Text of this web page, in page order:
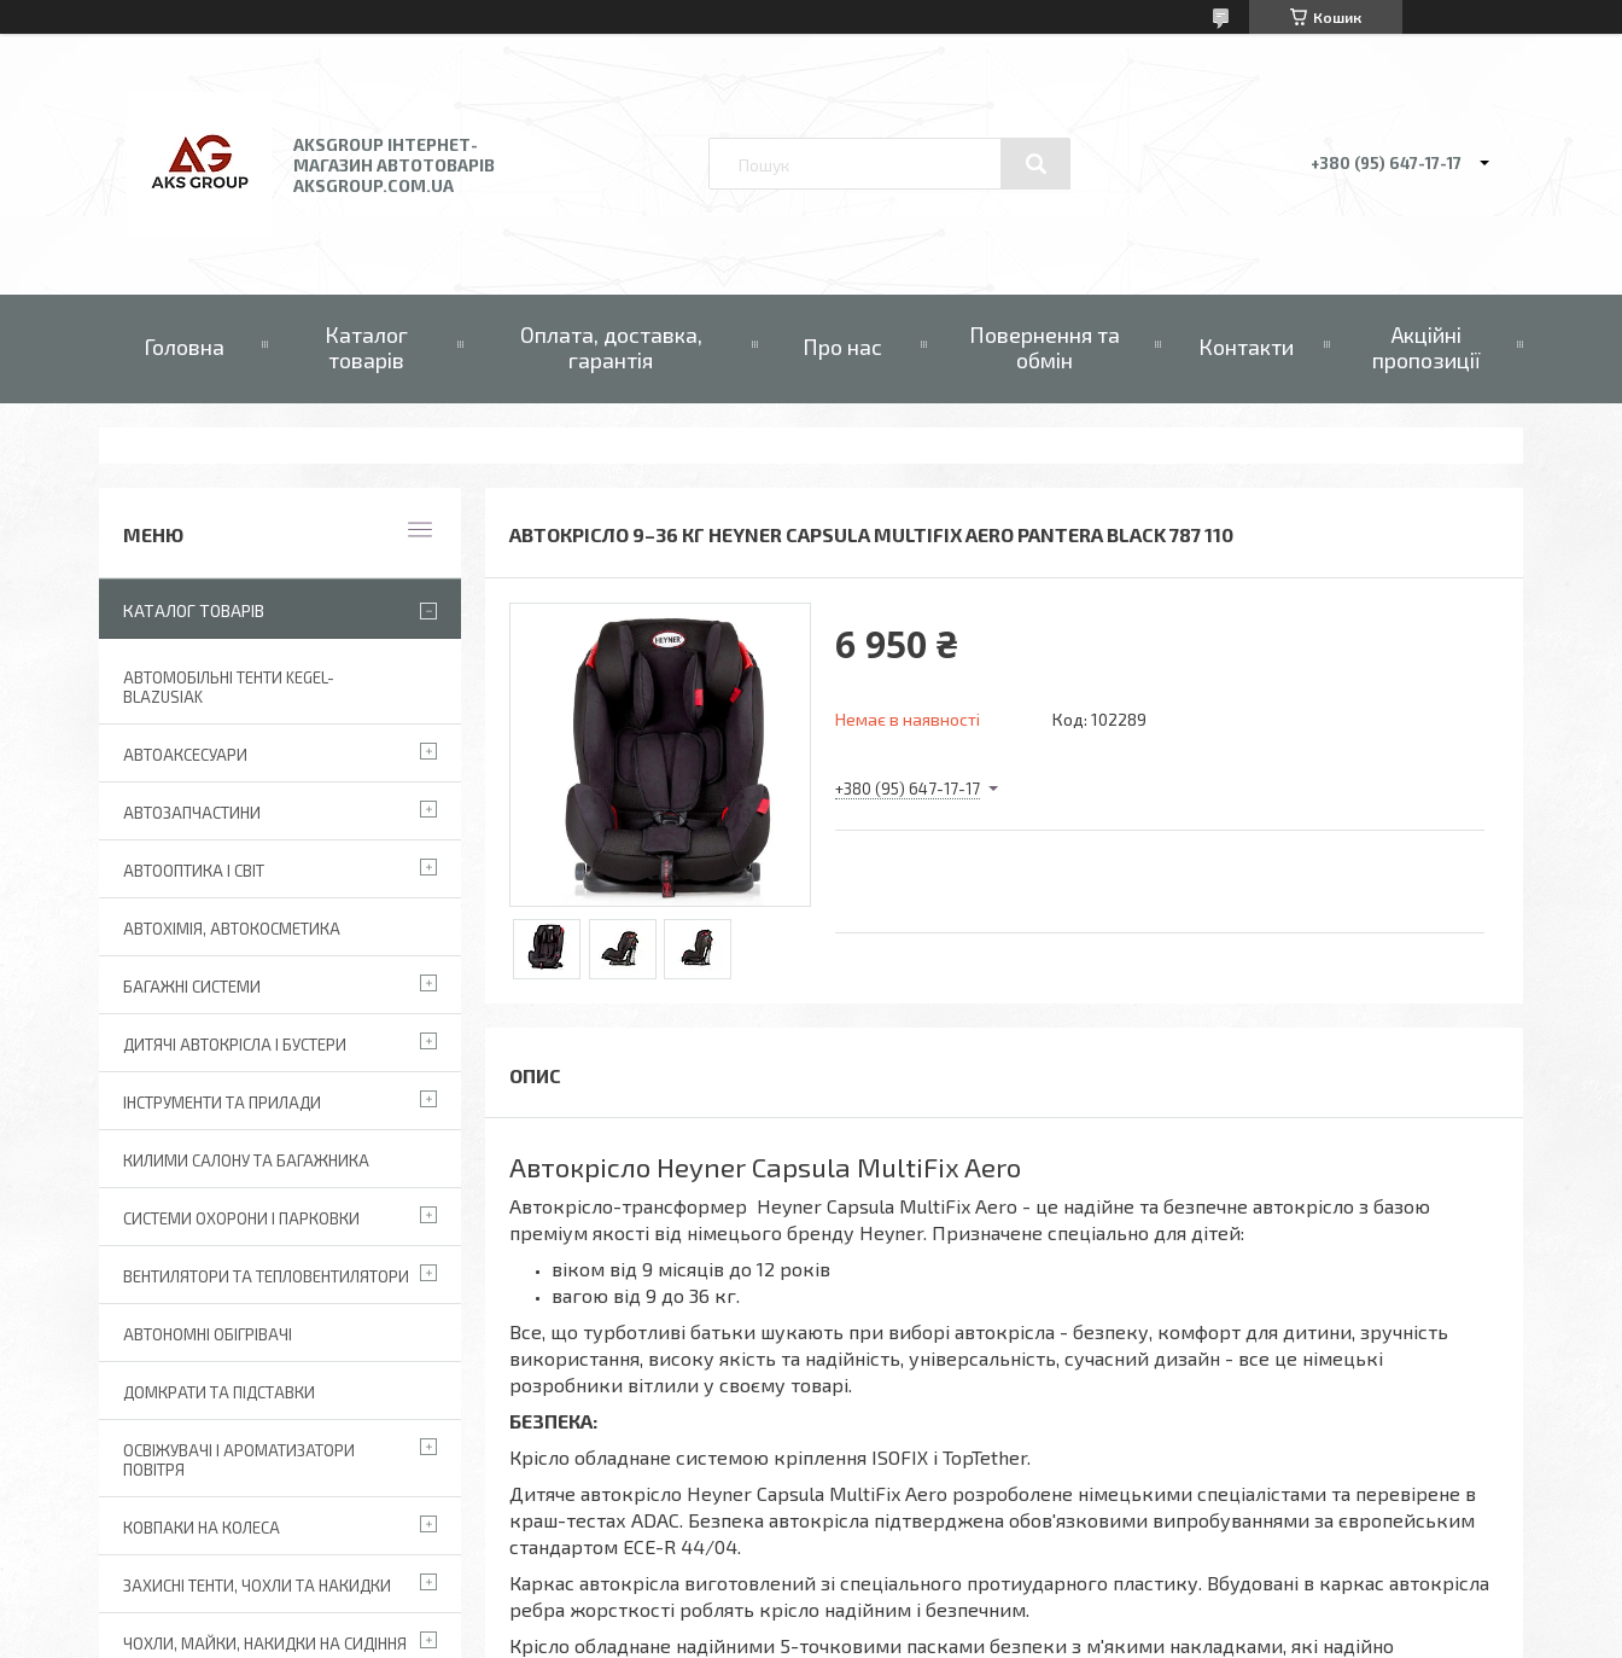
Кошик
AKSGROUP ІНТЕРНЕТ-
МАГАЗИН АВТОТОВАРІВ
AKSGROUP.COM.UA
+380 (95) 647-17-17
Головна
Каталог
товарів
Оплата, доставка,
гарантія
Про нас
Повернення та
обмін
Контакти
Акційні
пропозиції
АВТОКРІСЛО 9–36 КГ HEYNER CAPSULA MULTIFIX AERO PANTERA BLACK 787 110
6 950 ₴
Немає в наявності Код: 102289
+380 (95) 647-17-17
Автокрісло Heyner Capsula MultiFix Aero
Автокрісло-трансформер Heyner Capsula MultiFix Aero - це надійне та безпечне автокрісло з базою
преміум якості від німецього бренду Heyner. Призначене спеціально для дітей:
віком від 9 місяців до 12 років
вагою від 9 до 36 кг.
Все, що турботливі батьки шукають при виборі автокрісла - безпеку, комфорт для дитини, зручність
використання, високу якість та надійність, універсальність, сучасний дизайн - все це німецькі
розробники вітлили у своєму товарі.
БЕЗПЕКА:
Крісло обладнане системою кріплення ISOFIX і TopTether.
Дитяче автокрісло Heyner Capsula MultiFix Aero розроболене німецькими спеціалістами та перевірене в
краш-тестах ADAC. Безпека автокрісла підтверджена обов'язковими випробуваннями за європейським
стандартом ECE-R 44/04.
Каркас автокрісла виготовлений зі спеціального протиударного пластику. Вбудовані в каркас автокрісла
ребра жорсткості роблять крісло надійним і безпечним.
Крісло обладнане надійними 5-точковими пасками безпеки з м'якими накладками, які надійно
КАТАЛОГ ТОВАРІВ
АВТОМОБІЛЬНІ ТЕНТИ KEGEL-
BLAZUSIAK
АВТОАКСЕСУАРИ
АВТОЗАПЧАСТИНИ
АВТООПТИКА І СВІТ
АВТОХІМІЯ, АВТОКОСМЕТИКА
БАГАЖНІ СИСТЕМИ
ДИТЯЧІ АВТОКРІСЛА І БУСТЕРИ
ІНСТРУМЕНТИ ТА ПРИЛАДИ
КИЛИМИ САЛОНУ ТА БАГАЖНИКА
СИСТЕМИ ОХОРОНИ І ПАРКОВКИ
ВЕНТИЛЯТОРИ ТА ТЕПЛОВЕНТИЛЯТОРИ
АВТОНОМНІ ОБІГРІВАЧІ
ДОМКРАТИ ТА ПІДСТАВКИ
ОСВІЖУВАЧІ І АРОМАТИЗАТОРИ
ПОВІТРЯ
КОВПАКИ НА КОЛЕСА
ЗАХИСНІ ТЕНТИ, ЧОХЛИ ТА НАКИДКИ
ЧОХЛИ, МАЙКИ, НАКИДКИ НА СИДІННЯ